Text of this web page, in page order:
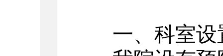
一、科室